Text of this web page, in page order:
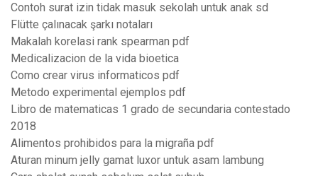
Contoh surat izin tidak masuk sekolah untuk anak sd
Flütte çalınacak şarkı notaları
Makalah korelasi rank spearman pdf
Medicalizacion de la vida bioetica
Como crear virus informaticos pdf
Metodo experimental ejemplos pdf
Libro de matematicas 1 grado de secundaria contestado
2018
Alimentos prohibidos para la migraña pdf
Aturan minum jelly gamat luxor untuk asam lambung